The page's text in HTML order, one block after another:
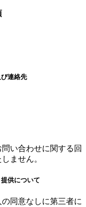
連絡先
い合わせに関する回
ません。
供について
同意なしに第三者に